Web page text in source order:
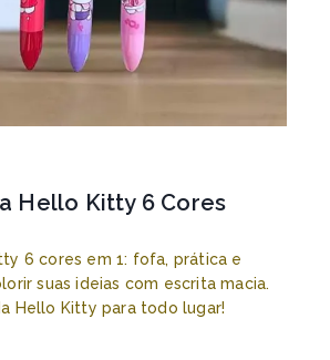
Hello Kitty 6 Cores
6 cores em 1: fofa, prática e
suas ideias com escrita macia.
Hello Kitty para todo lugar!